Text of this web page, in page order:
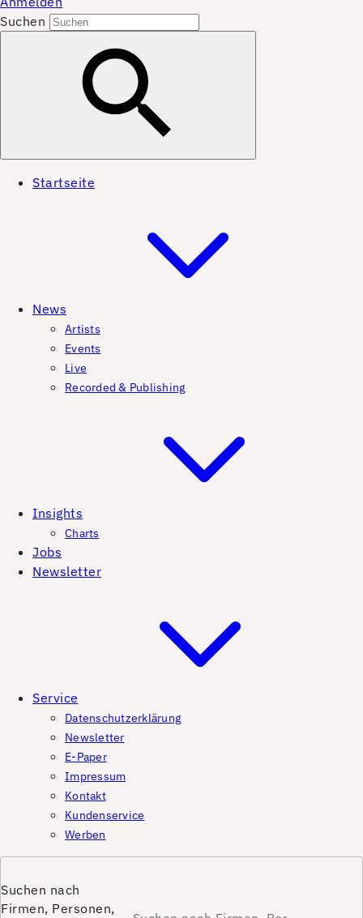
Suchen
Startseite
News
Artists
Events
Live
Recorded & Publishing
Insights
Charts
Jobs
Newsletter
Service
Datenschutzerklärung
Newsletter
E-Paper
Impressum
Kontakt
Kundenservice
Werben
Suchen nach
Firmen, Personen,